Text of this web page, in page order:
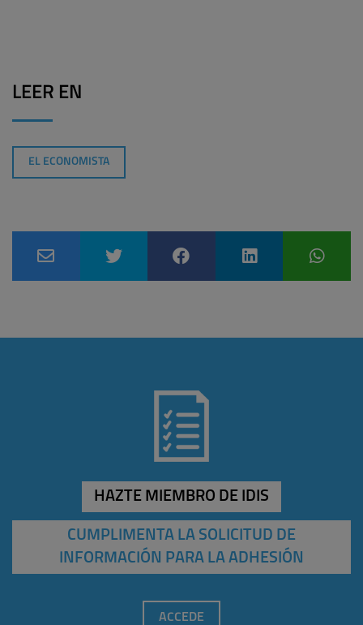
LEER EN
EL ECONOMISTA
HAZTE MIEMBRO DE IDIS
CUMPLIMENTA LA SOLICITUD DE
INFORMACIÓN PARA LA ADHESIÓN
ACCEDE